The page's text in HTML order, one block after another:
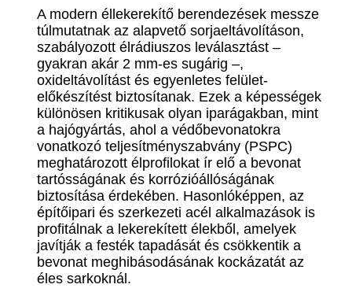
A modern éllekerekítő berendezések messze
túlmutatnak az alapvető sorjaeltávolításon,
szabályozott élrádiuszos leválasztást –
gyakran akár 2 mm-es sugárig –,
oxideltávolítást és egyenletes felület-
előkészítést biztosítanak. Ezek a képességek
különösen kritikusak olyan iparágakban, mint
a hajógyártás, ahol a védőbevonatokra
vonatkozó teljesítményszabvány (PSPC)
meghatározott élprofilokat ír elő a bevonat
tartósságának és korrózióállóságának
biztosítása érdekében. Hasonlóképpen, az
építőipari és szerkezeti acél alkalmazások is
profitálnak a lekerekített élekből, amelyek
javítják a festék tapadását és csökkentik a
bevonat meghibásodásának kockázatát az
éles sarkoknál.